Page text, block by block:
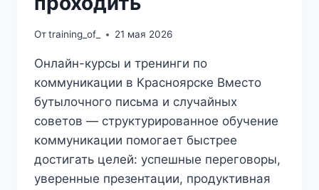
Отtraining_of_ 21 мая 2026
Онлайн-курсы и тренинги по
коммуникации в Красноярске Вместо
бутылочного письма и случайных
советов — структурированное обучение
коммуникации помогает быстрее
достигать целей: успешные переговоры,
уверенные презентации, продуктивная